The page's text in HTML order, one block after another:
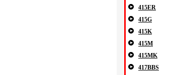
415ER
415G
415K
415M
415MK
417BBS